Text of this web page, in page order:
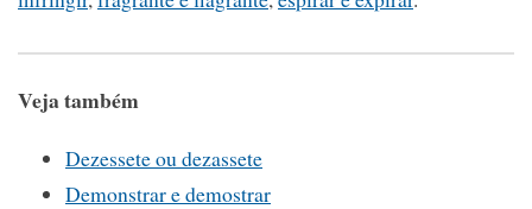
Veja também
Dezessete ou dezassete
Demonstrar e demostrar